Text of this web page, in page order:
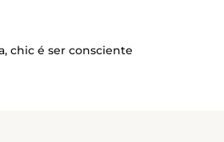
chic é ser consciente